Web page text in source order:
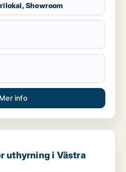
Showroom
Mer info
i Västra Götaland
uthyrning i Västra